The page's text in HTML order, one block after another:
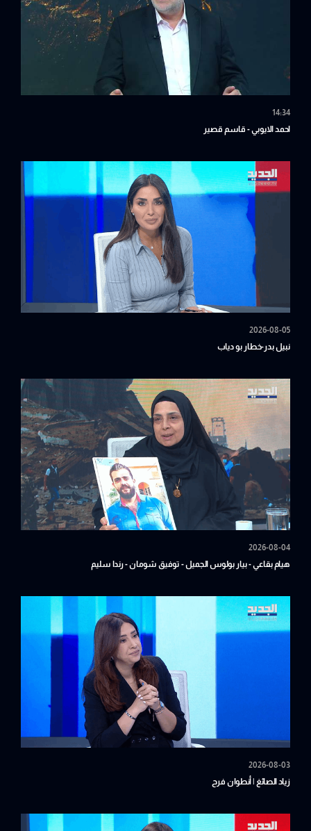
14:34
احمد الايوبي - قاسم قصير
2026-08-05
نبيل بدر-خطار بو دياب
2026-08-04
هيام بقاعي - بيار بولوس الجميل - توفيق شومان - رندا سليم
2026-08-03
زياد الصائغ | أنطوان فرح